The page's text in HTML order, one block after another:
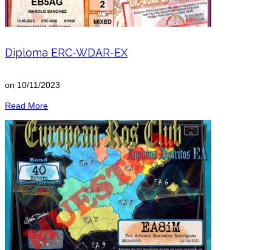
Diploma ERC-WDAR-EX
on 10/11/2023
Read More